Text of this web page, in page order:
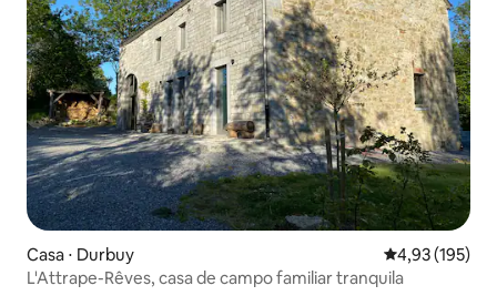
Casa ⋅ Durbuy 4,93 de uma
4,93 (195)
L'Attrape-Rêves, casa de campo familiar tranquila